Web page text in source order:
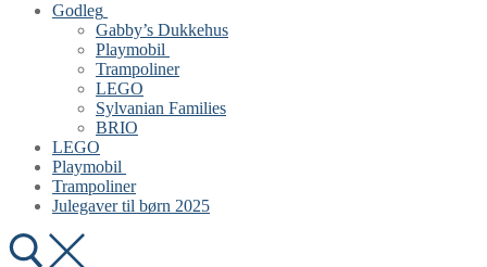
Godleg
Gabby’s Dukkehus
Playmobil
Trampoliner
LEGO
Sylvanian Families
BRIO
LEGO
Playmobil
Trampoliner
Julegaver til børn 2025